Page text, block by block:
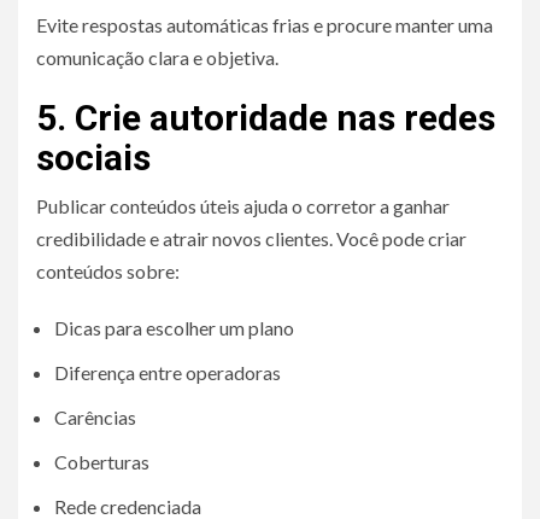
Evite respostas automáticas frias e procure manter uma
comunicação clara e objetiva.
5. Crie autoridade nas redes
sociais
Publicar conteúdos úteis ajuda o corretor a ganhar
credibilidade e atrair novos clientes. Você pode criar
conteúdos sobre:
Dicas para escolher um plano
Diferença entre operadoras
Carências
Coberturas
Rede credenciada